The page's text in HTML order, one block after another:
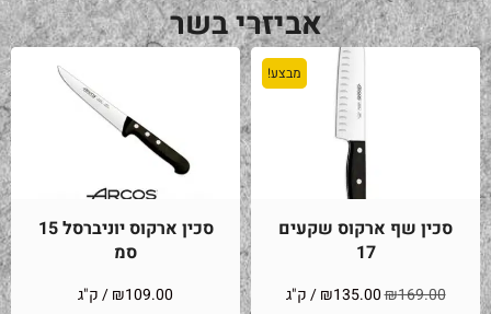
אביזרי בשר
מבצע!
סכין שף ארקוס שקעים
17
₪169.00
₪135.00 / ק"ג
סכין ארקוס יוניברסל 15
סמ
₪109.00 / ק"ג